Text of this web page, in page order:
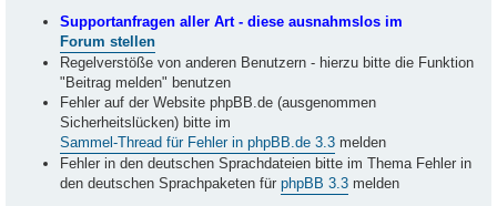
Supportanfragen aller Art - diese ausnahmslos im
Forum stellen
Regelverstöße von anderen Benutzern - hierzu bitte die Funktion
"Beitrag melden" benutzen
Fehler auf der Website phpBB.de (ausgenommen
Sicherheitslücken) bitte im
Sammel-Thread für Fehler in phpBB.de 3.3 melden
Fehler in den deutschen Sprachdateien bitte im Thema Fehler in
den deutschen Sprachpaketen für phpBB 3.3 melden